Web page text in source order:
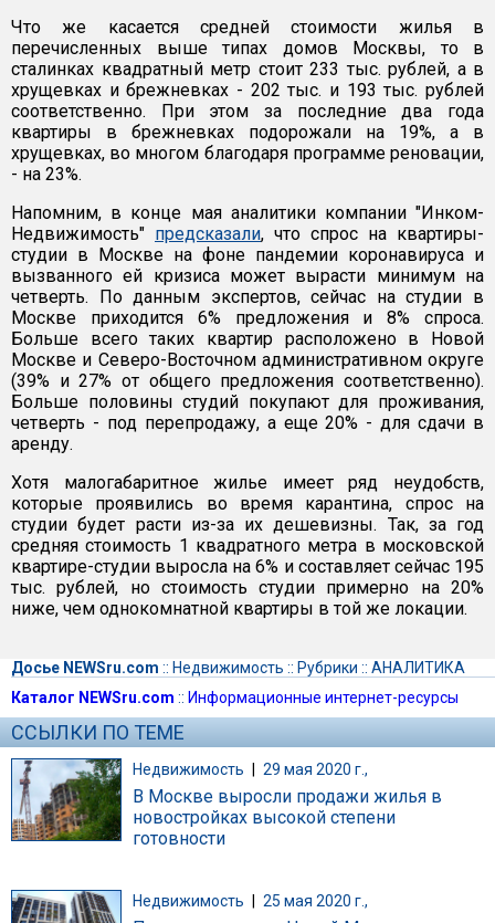
Что же касается средней стоимости жилья в
перечисленных выше типах домов Москвы, то в
сталинках квадратный метр стоит 233 тыс. рублей, а в
хрущевках и брежневках - 202 тыс. и 193 тыс. рублей
соответственно. При этом за последние два года
квартиры в брежневках подорожали на 19%, а в
хрущевках, во многом благодаря программе реновации,
- на 23%.
Напомним, в конце мая аналитики компании "Инком-
Недвижимость" предсказали, что спрос на квартиры-
студии в Москве на фоне пандемии коронавируса и
вызванного ей кризиса может вырасти минимум на
четверть. По данным экспертов, сейчас на студии в
Москве приходится 6% предложения и 8% спроса.
Больше всего таких квартир расположено в Новой
Москве и Северо-Восточном административном округе
(39% и 27% от общего предложения соответственно).
Больше половины студий покупают для проживания,
четверть - под перепродажу, а еще 20% - для сдачи в
аренду.
Хотя малогабаритное жилье имеет ряд неудобств,
которые проявились во время карантина, спрос на
студии будет расти из-за их дешевизны. Так, за год
средняя стоимость 1 квадратного метра в московской
квартире-студии выросла на 6% и составляет сейчас 195
тыс. рублей, но стоимость студии примерно на 20%
ниже, чем однокомнатной квартиры в той же локации.
Досье NEWSru.com :: Недвижимость :: Рубрики :: АНАЛИТИКА
Каталог NEWSru.com :: Информационные интернет-ресурсы
ССЫЛКИ ПО ТЕМЕ
Недвижимость | 29 мая 2020 г.,
В Москве выросли продажи жилья в
новостройках высокой степени
готовности
Недвижимость 25 мая 2020 г.,